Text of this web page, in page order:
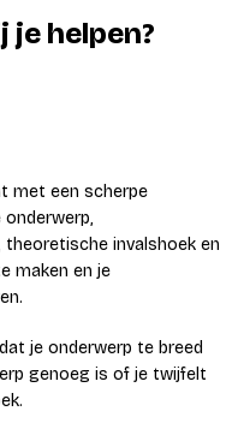
je helpen?
met een scherpe
onderwerp,
invalshoek en
maken en je
je onderwerp te breed
genoeg is of je twijfelt